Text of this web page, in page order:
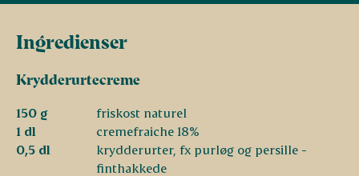
Ingredienser
Krydderurtecreme
150 g
friskost naturel
1 dl
cremefraiche 18%
0,5 dl
krydderurter, fx purløg og persille -
finthakkede